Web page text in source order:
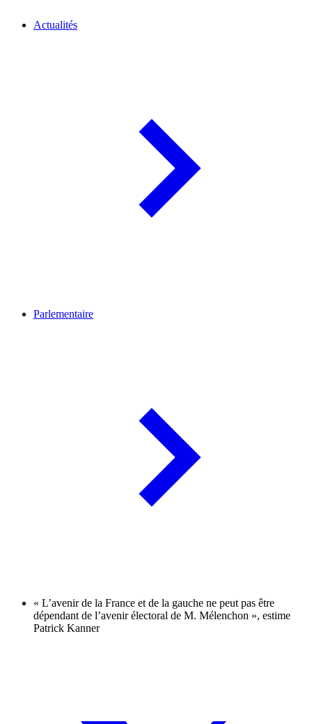
Actualités
Parlementaire
« L’avenir de la France et de la gauche ne peut pas être
dépendant de l’avenir électoral de M. Mélenchon », estime
Patrick Kanner